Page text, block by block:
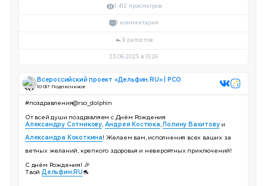
1 412 просмотров
1 комментарий
9 репостов
23.06.2025 в 15:26
Всероссийский проект «Дельфин.RU» | РСО
10 017 Подписчиков
#поздравления@rso_dolphin
От всей души поздравляем с Днём Рождения
Александру Сотникову Андрея Костюка Полину Вахитовуи
Александра Кокоткина ! Желаем вам, исполнения всех ваших за
ветных желаний, крепкого здоровья и невероятных приключений!
С днём Рождения! 🎉
Твой Дельфин.RU🐬